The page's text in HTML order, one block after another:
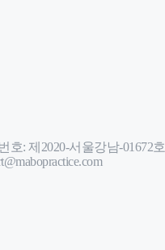
호: 제2020-서울강남-01672호